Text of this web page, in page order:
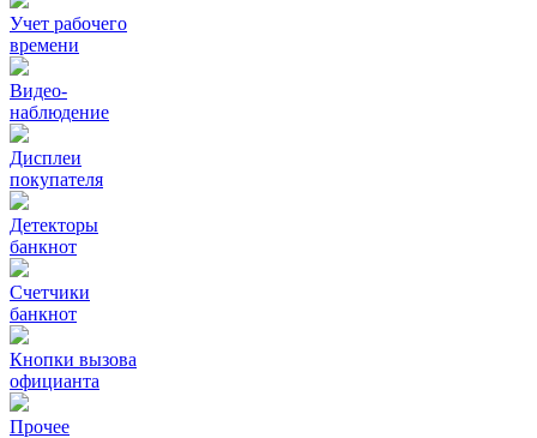
Учет рабочего
времени
Видео‑
наблюдение
Дисплеи
покупателя
Детекторы
банкнот
Счетчики
банкнот
Кнопки вызова
официанта
Прочее